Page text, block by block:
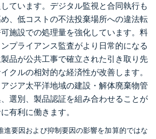
ています。デジタル監視と合同執行も
、低コストの不法投棄場所への違法転
施設での処理量を強化しています。料
プライアンス監査がより日常的になる
品が公共工事で確立された引き取り先
クルの相対的な経済性が改善します。
ジア太平洋地域の建設・解体廃棄物管
選別、製品認証を組み合わせることが
有利に働きます。
進要因および抑制要因の影響を加算的ではな